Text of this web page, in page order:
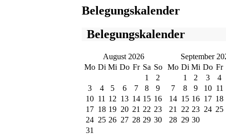
Belegungskalender
Belegungskalender
August 2026
Mo Di Mi Do Fr Sa So
1
2
3
4 5 6 7 8
9
10 11 12 13 14 15 16
17 18 19 20 21 22 23
24 25 26 27 28 29 30
31
September
Mo Di Mi Do Fr
1
2 3
4
7
8 9 10 11
14 15 16 17 18
21
22 23 24 25
28 29 30